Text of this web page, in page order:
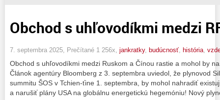
Obchod s uhľovodíkmi medzi
7. septembra 2025, Prečítané 1 256x, jankratky, budúcnosť história
Obchod s uhľovodíkmi medzi Ruskom a Čínou rastie a mohol by
Článok agentúry Bloomberg z 3. septembra uviedol, že plynovod
summitu ŠOS v Tchien-ťine 1. septembra, by mohol nahradiť
a narušiť plány USA na globálnu energetickú hegemóniu! Nový